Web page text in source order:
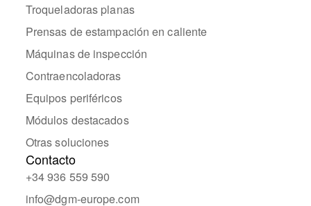
Troqueladoras planas
Prensas de estampación en caliente
Máquinas de inspección
Contraencoladoras
Equipos periféricos
Módulos destacados
Otras soluciones
Contacto
+34 936 559 590
info@dgm-europe.com